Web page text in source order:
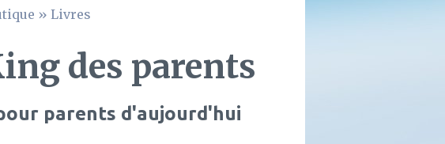
» Livres
des parents
parents d'aujourd'hui